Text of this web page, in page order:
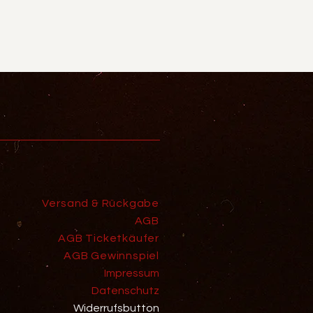
Versand & Rückgabe
AGB
AGB Ticketkäufer
AGB Gewinnspiel
Impressum
Datenschutz
Widerrufsbutton